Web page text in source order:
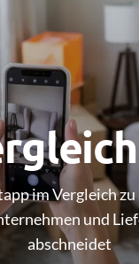
im Vergleich zu
und
abschneidet